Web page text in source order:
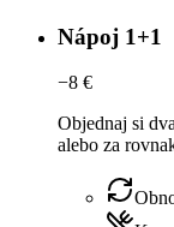
Nápoj 1+1
−8 €
Objednaj si
alebo za